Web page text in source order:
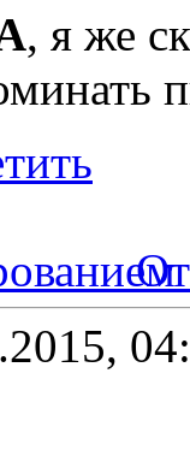
, я же